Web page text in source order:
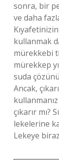
sonra, bir
ve daha
kullanmak
mürekkebi
mürekkep
suda
Ancak,
çıkarır
lekelerine
Lekeye